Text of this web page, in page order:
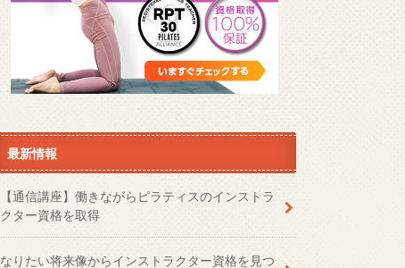
最新情報
【通信講座】働きながらピラティスのインストラ
クター資格を取得
なりたい将来像からインストラクター資格を見つ